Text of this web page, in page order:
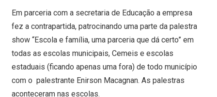
Em parceria com a secretaria de Educação a empresa
fez a contrapartida, patrocinando uma parte da palestra
show “Escola e família, uma parceria que dá certo” em
todas as escolas municipais, Cemeis e escolas
estaduais (ficando apenas uma fora) de todo município
com o palestrante Enirson Macagnan. As palestras
aconteceram nas escolas.